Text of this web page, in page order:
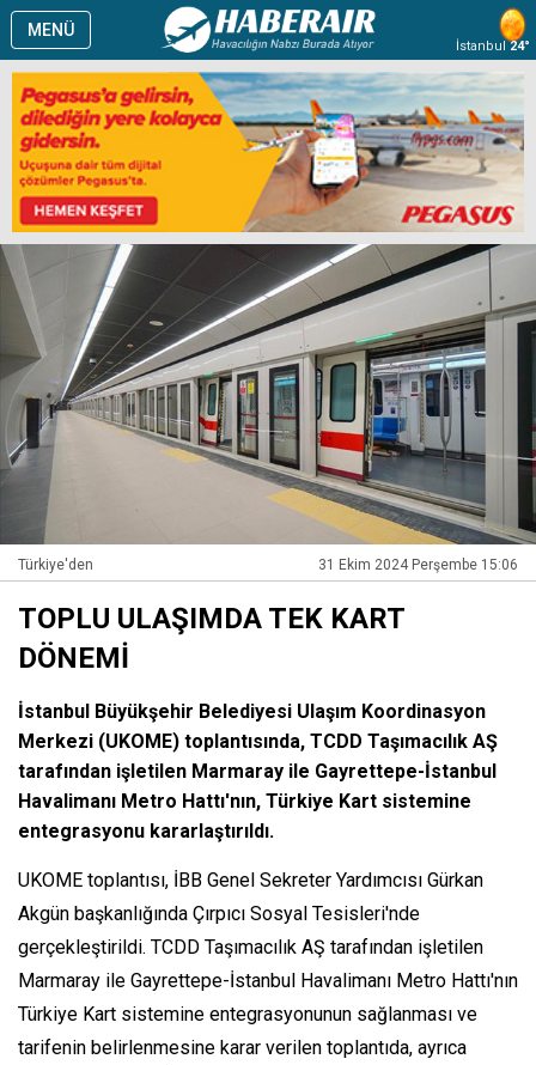
MENÜ
İstanbul24°
Türkiye'den 31 Ekim 2024 Perşembe 15:06
TOPLU ULAŞIMDA TEK KART
DÖNEMİ
İstanbul Büyükşehir Belediyesi Ulaşım Koordinasyon
Merkezi (UKOME) toplantısında, TCDD Taşımacılık AŞ
tarafından işletilen Marmaray ile Gayrettepe-İstanbul
Havalimanı Metro Hattı'nın, Türkiye Kart sistemine
entegrasyonu kararlaştırıldı.
UKOME toplantısı, İBB Genel Sekreter Yardımcısı Gürkan
Akgün başkanlığında Çırpıcı Sosyal Tesisleri'nde
gerçekleştirildi. TCDD Taşımacılık AŞ tarafından işletilen
Marmaray ile Gayrettepe-İstanbul Havalimanı Metro Hattı'nın
Türkiye Kart sistemine entegrasyonunun sağlanması ve
tarifenin belirlenmesine karar verilen toplantıda, ayrıca